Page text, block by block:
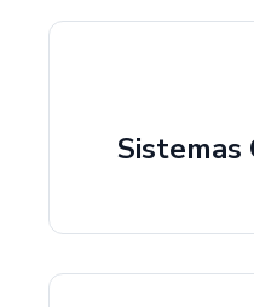
Sistemas